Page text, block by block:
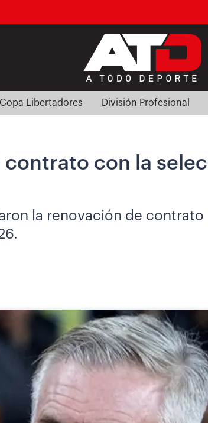
Copa Libertadores División Profesional
con la
la renovación de